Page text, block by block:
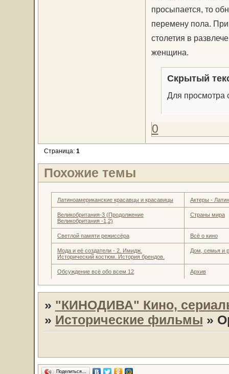
просыпается, то
перемену пола.
столетия в
женщина.
Скрытый
Для просмотра
0
Страница: 1
Похожие темы
Латиноамериканские красавцы и красавицы Актеры -
Великобритания-3 (Продолжение
Великобритания -1,2)
Страны мира
Светлой памяти режиссёра Всё о кино
Мода и её создатели - 2. Имидж.
Исторический костюм. История брендов.
Дом, семья и
Обсуждение всё обо всем 12 Архив
» "КИНОДИВА" Кино,
» Исторические фильмы »
Поделиться…